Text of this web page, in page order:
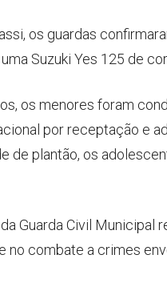
os guardas
Suzuki Yes 125 de
os menores foram
por receptação e
de plantão, os
Guarda Civil Municipal
no combate a crimes